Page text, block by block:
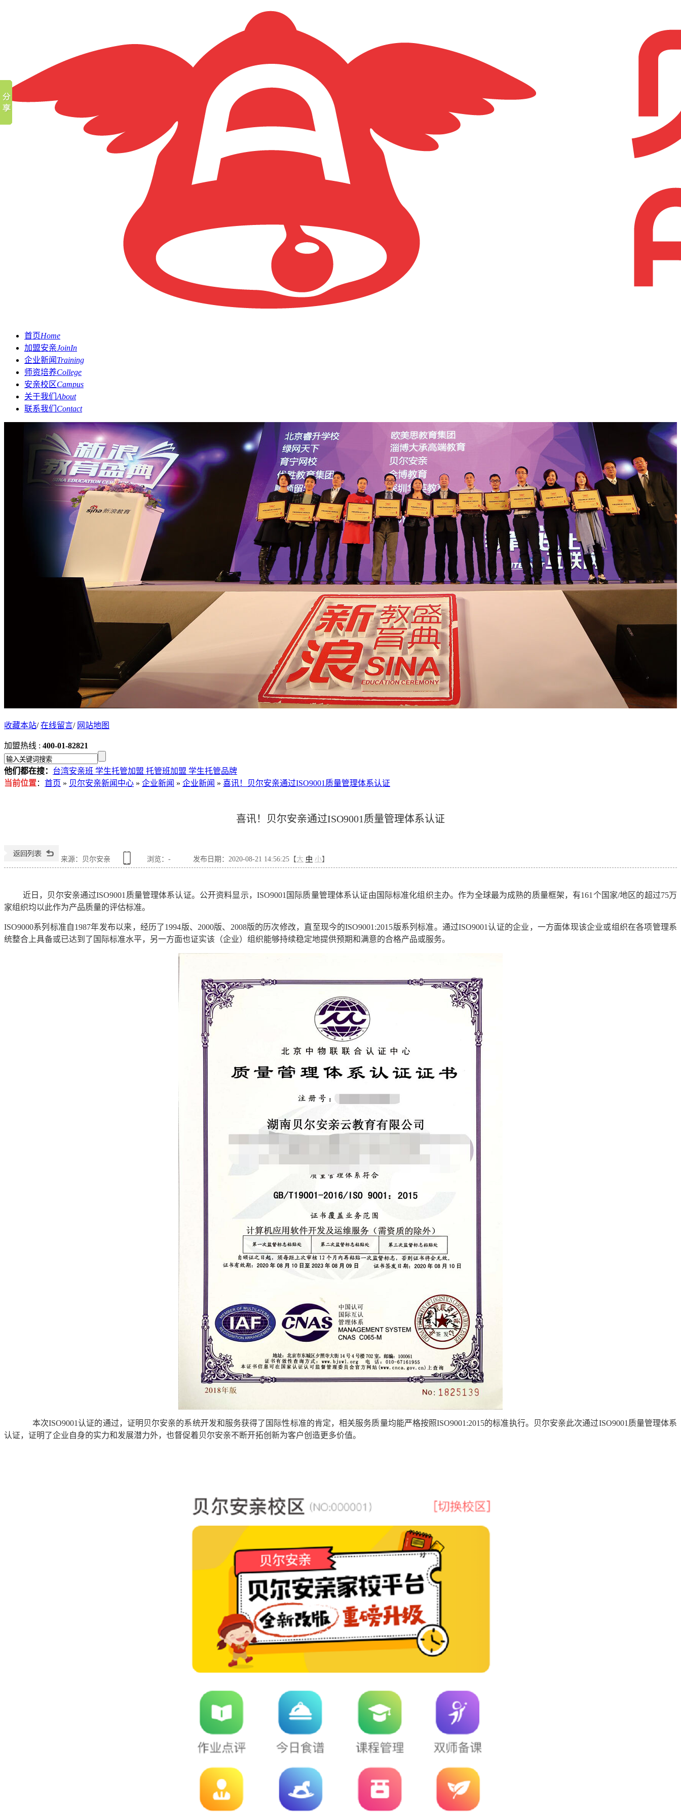
首页Home
加盟安亲JoinIn
企业新闻 Training
师资培养College
安亲校区Campus
关于我们 About
联系我们 Contact
收藏本站/在线留言/ 网站地图
加盟热线 : 400-01-82821
他们都在搜： 台湾安亲班 学生托管加盟 托管班加盟 学生托管品牌
当前位置： 首页 » 贝尔安亲新闻中心 » 企业新闻 » 企业新闻 » 喜讯！贝尔安亲通过ISO9001质量管理体系认证
喜讯！贝尔安亲通过ISO9001质量管理体系认证
来源：贝尔安亲 浏览： - 发布日期：2020-08-21 14:56:25【大 中 小】
近日 ， 贝尔安亲通过ISO9001 质量管理体系认证。 公开资料显示， ISO9001 国际质量管理体系认证由国际标准化组织主办。作为全球最为成熟的质量框架，有161 个国家/地区的超过75万
家组织均以此作为产品质量的评估标准。
ISO9000系列标准自1987年发布以来，经历了1994版、 2000版、 2008版的历次修改，直至现今的ISO9001:2015版系列标准。通过ISO9001认证的企业，一方面体现该企业或组织在各项管理系
统整合上具备或已达到了国际标准水平，另一方面也证实该（企业）组织能够持续稳定地提供预期和满意的合格产品或服务。
本次ISO9001认证的通过，证明 贝尔安亲的系统开发和服务获得了国际性标准的肯定，相关服务质量均能严格按照ISO9001:2015的标准执行。 贝尔安亲此次通过ISO9001 质量管理体系
认证，证明了企业自身的实力和发展潜力外，也督促着贝尔安亲不断开拓创新为客户创造更多价值。